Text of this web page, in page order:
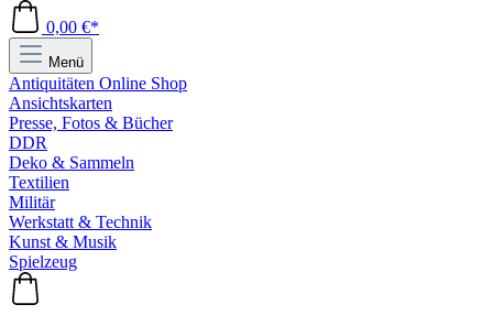
0,00 €*
Menü
Antiquitäten Online Shop
Ansichtskarten
Presse, Fotos & Bücher
DDR
Deko & Sammeln
Textilien
Militär
Werkstatt & Technik
Kunst & Musik
Spielzeug